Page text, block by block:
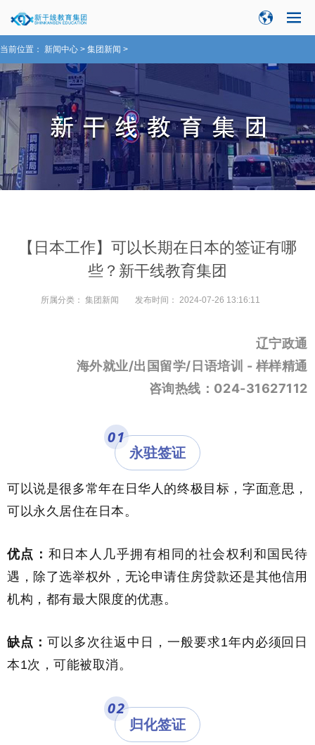
当前位置： 新闻中心 > 集团新闻 >
【日本工作】可以长期在日本的签证有哪
些？新干线教育集团
所属分类： 集团新闻 发布时间： 2024-07-26 13:16:11
辽宁政通
海外就业/出国留学/日语培训 - 样样精通
咨询热线：024-31627112
01
永驻签证
可以说是很多常年在日华人的终极目标，字面意思，
可以永久居住在日本。
优点： 和日本人几乎拥有相同的社会权利和国民待
遇，除了选举权外，无论申请住房贷款还是其他信用
机构，都有最大限度的优惠。
缺点： 可以多次往返中日，一般要求1年内必须回日
本1次，可能被取消。
02
归化签证